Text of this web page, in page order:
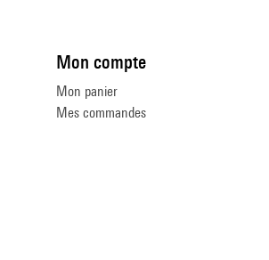
Mon compte
Mon panier
Mes commandes